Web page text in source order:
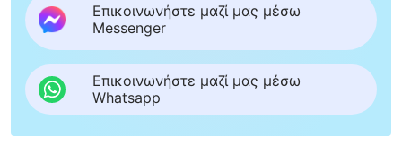
Επικοινωνήστε μαζί μας μέσω
Messenger
Επικοινωνήστε μαζί μας μέσω
Whatsapp